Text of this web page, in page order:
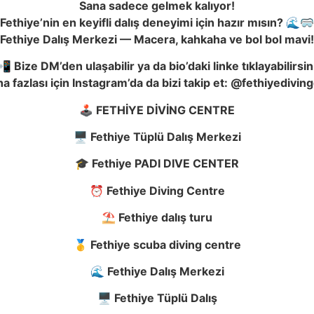
Sana sadece gelmek kalıyor!
Fethiye’nin en keyifli dalış deneyimi için hazır mısın? 🌊🥽
Fethiye Dalış Merkezi — Macera, kahkaha ve bol bol mavi!
Bize DM’den ulaşabilir ya da bio’daki linke
fazlası için Instagram’da da bizi takip et:
🕹️ FETHİYE DİVİNG CENTRE
🖥️ Fethiye Tüplü Dalış Merkezi
🎓 Fethiye PADI DIVE CENTER
⏰ Fethiye Diving Centre
⛱️ Fethiye dalış turu
🥇 Fethiye scuba diving centre
🌊 Fethiye Dalış Merkezi
🖥️ Fethiye Tüplü Dalış